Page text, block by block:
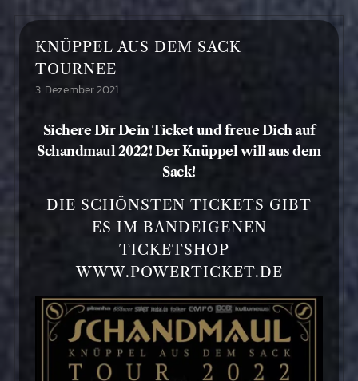
KNÜPPEL AUS DEM SACK
TOURNEE
3. Dezember 2021
Sichere Dir Dein Ticket und freue Dich auf
Schandmaul 2022! Der Knüppel will aus dem
Sack!
DIE SCHÖNSTEN TICKETS GIBT
ES IM BANDEIGENEN
TICKETSHOP
WWW.POWERTICKET.DE